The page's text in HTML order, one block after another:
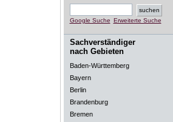
Google Suche Erweiterte Suche
Sachverständiger
nach Gebieten
Baden-Württemberg
Bayern
Berlin
Brandenburg
Bremen